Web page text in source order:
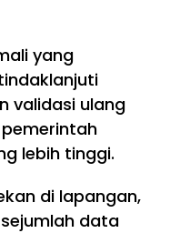
yang
validasi ulang
lebih tinggi.
di lapangan,
data